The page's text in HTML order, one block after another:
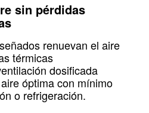
sin pérdidas
renuevan el aire
térmicas
dosificada
óptima con mínimo
o refrigeración.